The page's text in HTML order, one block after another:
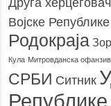
Друга
Војске
Родoкраја
Кула Митровданска
СРБИ Ситник